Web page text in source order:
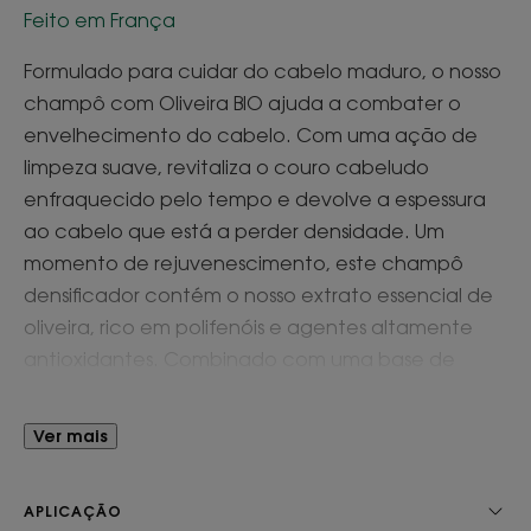
Feito em França
Formulado para cuidar do cabelo maduro, o nosso
champô com Oliveira BIO ajuda a combater o
envelhecimento do cabelo. Com uma ação de
limpeza suave, revitaliza o couro cabeludo
enfraquecido pelo tempo e devolve a espessura
ao cabelo que está a perder densidade. Um
momento de rejuvenescimento, este champô
densificador contém o nosso extrato essencial de
oliveira, rico em polifenóis e agentes altamente
plantas, muito conhecido dos povos
mediterrânicos, revitaliza o couro cabeludo e a
cabelo recupera volume e vitalidade.
Ver mais
APLICAÇÃO